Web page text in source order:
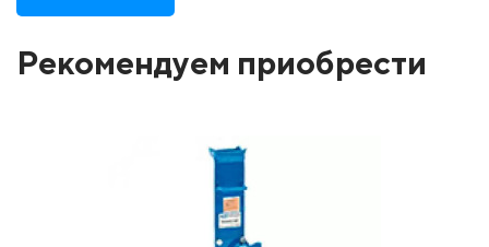
Рекомендуем приобрести